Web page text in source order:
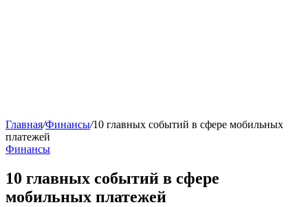
Главная/Финансы/10 главных событий в сфере мобильных
платежей
Финансы
10 главных событий в сфере
мобильных платежей